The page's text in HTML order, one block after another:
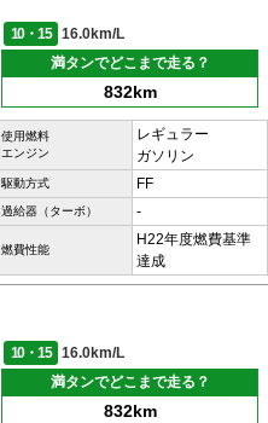
10・15
16.0km/L
満タンでどこまで走る？
832km
使用燃料
エンジン
レギュラー
ガソリン
駆動方式 FF
過給器（ターボ） -
燃費性能
H22年度燃費基準
達成
10・15
16.0km/L
満タンでどこまで走る？
832km